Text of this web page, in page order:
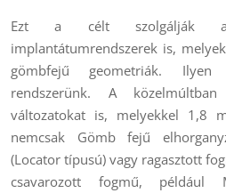
Ezt a célt szolgálják
implantátumrendszerek is,
gömbfejű geometriák.
rendszerünk. A
változatokat is, melyekkel 1,8
nemcsak Gömb fejű
(Locator típusú) vagy ragasztott
csavarozott fogmű, például